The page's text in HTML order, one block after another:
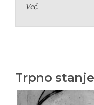
Već.
Trpno stanje